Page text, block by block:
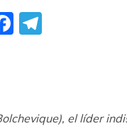
Facebook
el líder